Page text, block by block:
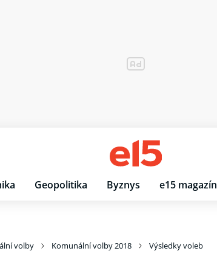
Geopolitika Byznys e15 magazín
volby Komunální volby 2018 Výsledky voleb